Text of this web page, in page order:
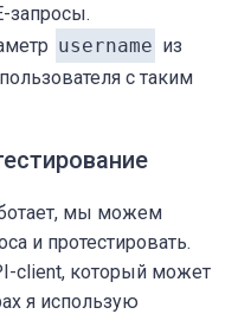
запросы.
username из
с таким
мы можем
и протестировать.
client, который может
я использую